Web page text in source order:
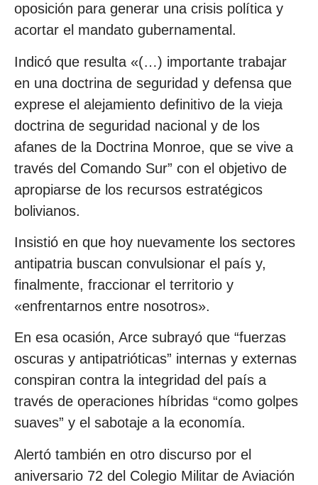
oposición para generar una crisis política y
acortar el mandato gubernamental.
Indicó que resulta «(…) importante trabajar
en una doctrina de seguridad y defensa que
exprese el alejamiento definitivo de la vieja
doctrina de seguridad nacional y de los
afanes de la Doctrina Monroe, que se vive a
través del Comando Sur” con el objetivo de
apropiarse de los recursos estratégicos
bolivianos.
Insistió en que hoy nuevamente los sectores
antipatria buscan convulsionar el país y,
finalmente, fraccionar el territorio y
«enfrentarnos entre nosotros».
En esa ocasión, Arce subrayó que “fuerzas
oscuras y antipatrióticas” internas y externas
conspiran contra la integridad del país a
través de operaciones híbridas “como golpes
suaves” y el sabotaje a la economía.
Alertó también en otro discurso por el
aniversario 72 del Colegio Militar de Aviación